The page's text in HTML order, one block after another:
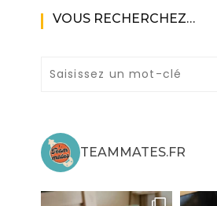
VOUS RECHERCHEZ…
TEAMMATES.FR